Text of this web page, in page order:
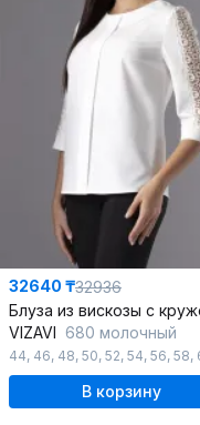
32640 ₸32936
VIZAVI 680 молочный
44, 46, 48, 50, 52, 54, 56, 58,
В корзину